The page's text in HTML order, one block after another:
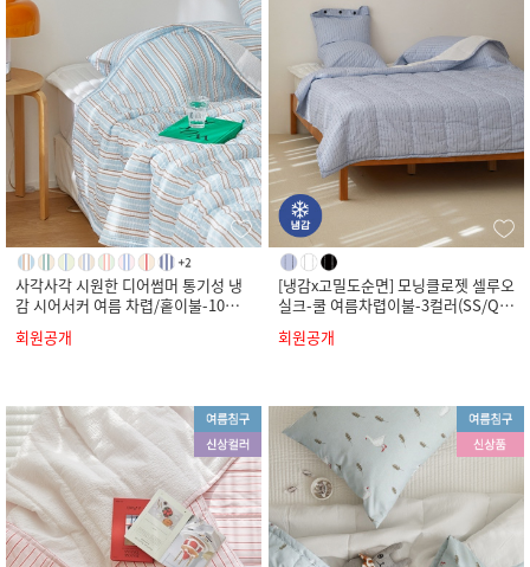
사각사각 시원한 디어썸머 통기성 냉
감 시어서커 여름 차렵/홑이불-10컬
러(SS/Q/K)
회원공개
[냉감x고밀도순면] 모닝클로젯 셀루오
실크-쿨 여름차렵이불-3컬러(SS/Q/
K)
회원공개